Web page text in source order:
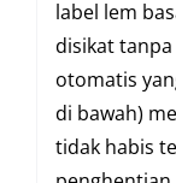
label lem
disikat
otomatis
di bawah)
tidak habis